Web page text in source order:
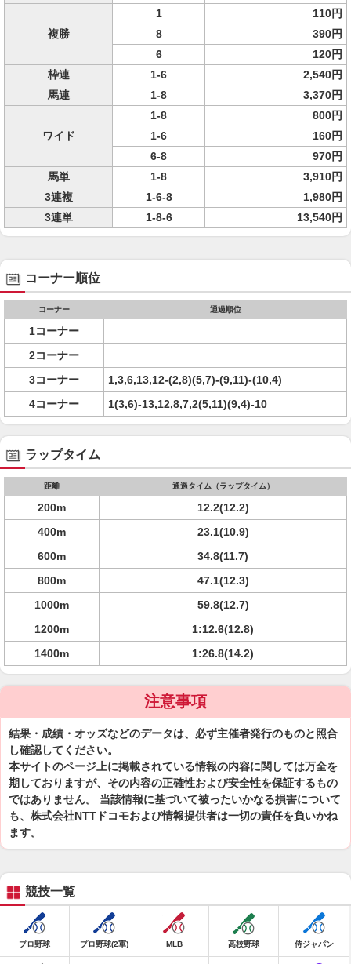
複勝
1
110円
8
390円
6
120円
枠連
1-6
2,540円
馬連
1-8 3,370円
ワイド
1-8
800円
1-6
160円
6-8
970円
馬単
1-8
3,910円
3連複
1-6-8
1,980円
3連単
1-8-6 13,540円
コーナー順位
コーナー 通過順位
1コーナー
2コーナー
3コーナー
1,3,6,13,12-(2,8)(5,7)-(9,11)-(10,4)
4コーナー
1(3,6)-13,12,8,7,2(5,11)(9,4)-10
ラップタイム
距離 通過タイム（ラップタイム）
200m
12.2(12.2)
400m
23.1(10.9)
600m
34.8(11.7)
800m
47.1(12.3)
1000m
59.8(12.7)
1200m
1:12.6(12.8)
1400m
1:26.8(14.2)
注意事項
結果・成績・オッズなどのデータは、必ず主催者発行のものと照合
し確認してください。
本サイトのページ上に掲載されている情報の内容に関しては万全を
期しておりますが、その内容の正確性および安全性を保証するもの
ではありません。 当該情報に基づいて被ったいかなる損害について
も、株式会社NTTドコモおよび情報提供者は一切の責任を負いかね
ます。
競技一覧
プロ野球 プロ野球(2軍) MLB 高校野球 侍ジャパン